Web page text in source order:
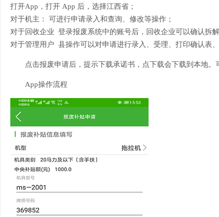
打开App，打开 App 后，选择江西省；
对于机主：
可进行申请录入和查询、修改等操作；
对于回收企业 登录报废系统中的账号后，回收企业可以确认拆
对于管理用户 县操作可以对申请进行录入、受理、打印确认表
点击报废申请后，提示下载承诺书，点下载会下载到本地
App操作流程